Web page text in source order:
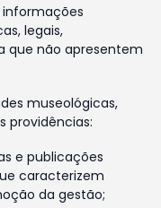
legais,
que não apresentem
museológicas,
providências:
e publicações
caracterizem
da gestão;